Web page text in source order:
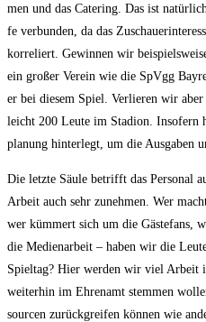
men und das Cate­ring. Das ist
fe ver­bun­den, da das
kor­re­liert. Gewin­nen wir
ein gro­ßer Ver­ein wie die SpVgg
er bei die­sem Spiel. Ver­lie­ren wir
leicht 200 Leu­te im Sta­di­on. Inso­fern
pla­nung hin­ter­legt, um die Aus­ga­ben
Die letz­te Säu­le betrifft das Per­so­nal
Arbeit auch sehr zuneh­men. Wer
wer küm­mert sich um die Gäs­te­fans,
die Medi­en­ar­beit – haben wir die
Spiel­tag? Hier wer­den wir viel Arbeit
wei­ter­hin im Ehren­amt stem­men
sour­cen zurück­grei­fen kön­nen wie